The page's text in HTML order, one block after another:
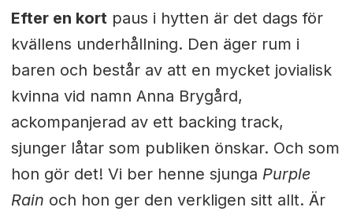
Efter en kortpaus i hytten är det dags för
kvällens underhållning. Den äger rum i
baren och består av att en mycket jovialisk
kvinna vid namn Anna Brygård,
ackompanjerad av ett backing track,
sjunger låtar som publiken önskar. Och som
hon gör det! Vi ber henne sjunga Purple
Rain och hon ger den verkligen sitt allt. Är